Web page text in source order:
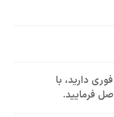
دارید، با
فرمایید.